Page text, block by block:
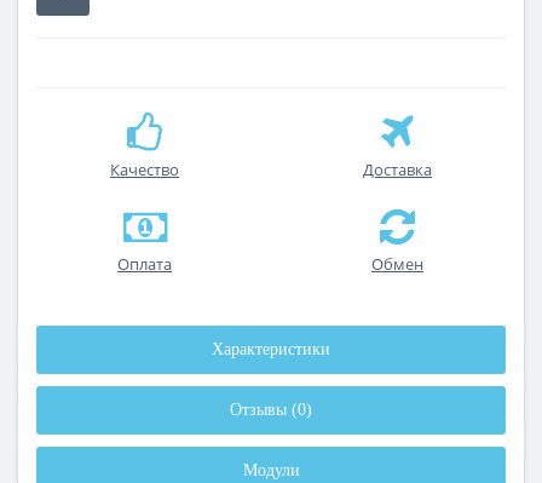
Качество Доставка
Оплата Обмен
Характеристики
Отзывы (0)
Модули